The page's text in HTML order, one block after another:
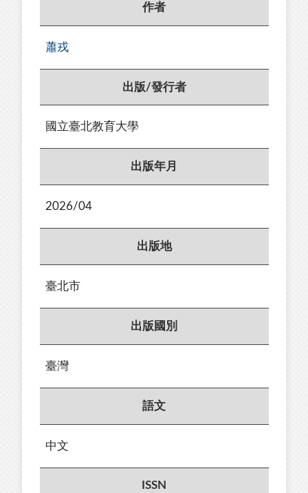
作者
蕭戎
出版/發行者
國立臺北教育大學
出版年月
2026/04
出版地
臺北市
出版國別
臺灣
語文
中文
ISSN